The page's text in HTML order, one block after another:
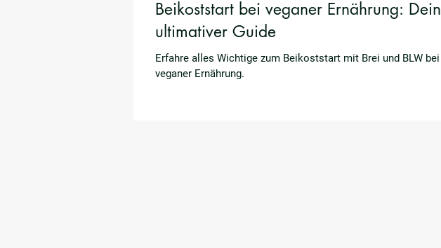
Beikoststart bei veganer Ernährung: Dein
ultimativer Guide
Erfahre alles Wichtige zum Beikoststart mit Brei und BLW bei
veganer Ernährung.